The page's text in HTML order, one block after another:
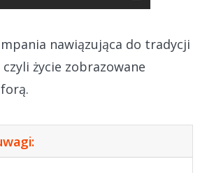
nawiązująca do tradycji
życie zobrazowane